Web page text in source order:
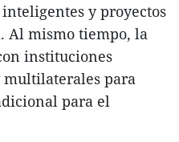
y proyectos
Al mismo tiempo, la
instituciones
para
para el